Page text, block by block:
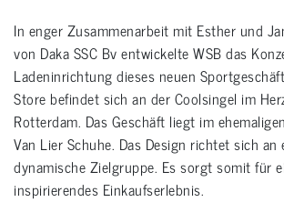
In enger Zusammenarbeit mit Esther und
von Daka SSC Bv entwickelte WSB das
Ladeninrichtung dieses neuen
Store befindet sich an der Coolsingel im
Rotterdam. Das Geschäft liegt im
Van Lier Schuhe. Das Design richtet sich an
dynamische Zielgruppe. Es sorgt somit für
inspirierendes Einkaufserlebnis.